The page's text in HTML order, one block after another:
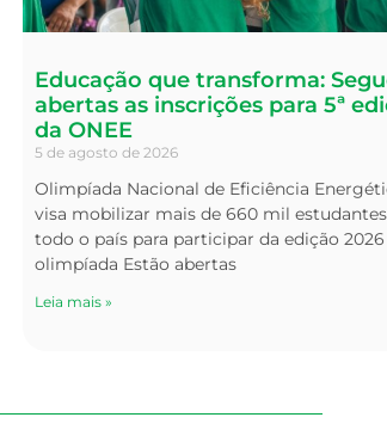
Educação que transforma:
abertas as inscrições para 5ª
da ONEE
5 de agosto de 2026
Olimpíada Nacional de Eficiência
visa mobilizar mais de 660 mil
todo o país para participar da edição 2026
olimpíada Estão abertas
Leia mais »